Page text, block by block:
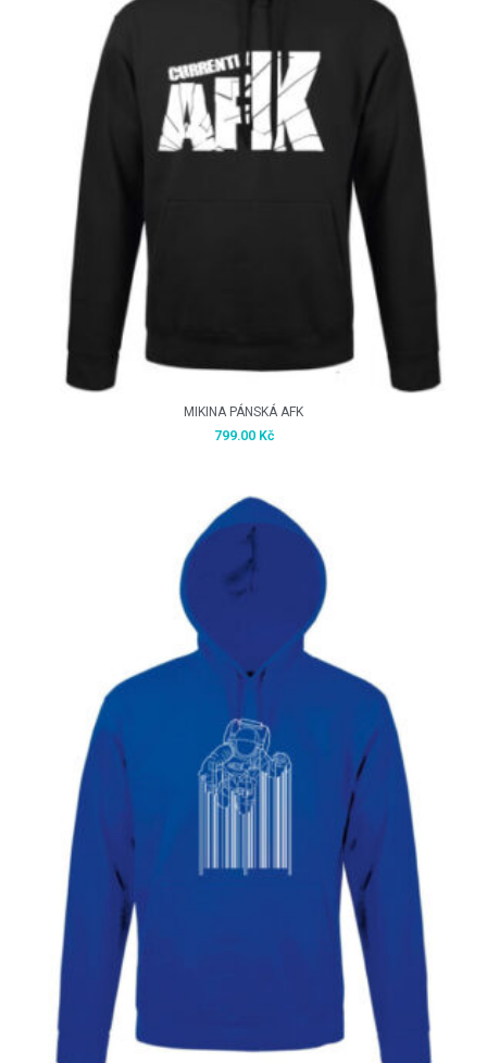
MIKINA PÁNSKÁ AFK
799.00 Kč